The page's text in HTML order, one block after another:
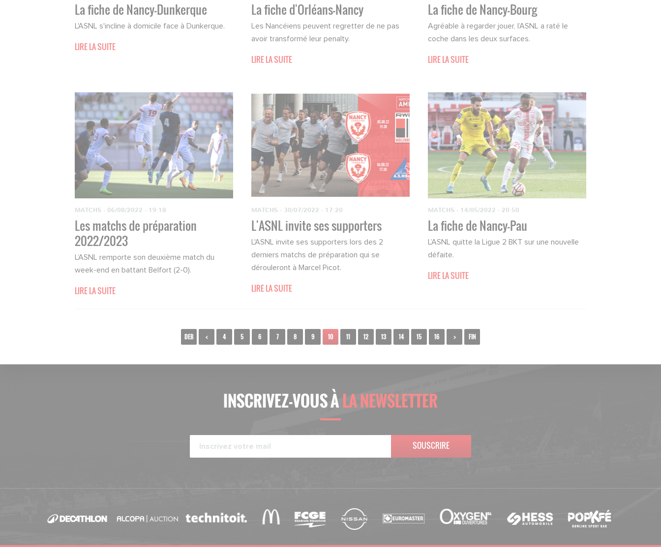
La fiche de Nancy-Dunkerque
L'ASNL s'incline à domicile face à Dunkerque.
LIRE LA SUITE
La fiche d'Orléans-Nancy
Les Nancéiens peuvent regretter de ne pas
avoir transformé leur penalty.
LIRE LA SUITE
La fiche de Nancy-Bourg
Agréable à regarder jouer, l’ASNL a raté le
coche dans les deux surfaces.
LIRE LA SUITE
MATCHS · 06/08/2022 - 19:18
Les matchs de préparation
2022/2023
L’ASNL remporte son deuxième match du
week-end en battant Belfort (2-0).
LIRE LA SUITE
MATCHS · 30/07/2022 - 17:20
L'ASNL invite ses supporters
L'ASNL invite ses supporters lors des 2
derniers matchs de préparation qui se
dérouleront à Marcel Picot.
LIRE LA SUITE
MATCHS · 14/05/2022 - 20:50
La fiche de Nancy-Pau
L’ASNL quitte la Ligue 2 BKT sur une nouvelle
défaite.
LIRE LA SUITE
DEB < 4 5 6 7 8 9 10 11 12 13 14 15 16 > FIN
INSCRIVEZ-VOUS ÀLA NEWSLETTER
SOUSCRIRE